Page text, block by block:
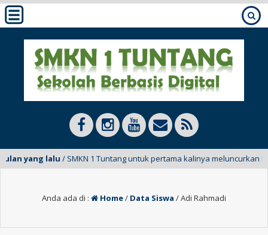
yang lalu/ SMKN 1 Tuntang untuk pertama kalinya meluncurkan
Anda ada di : Home/ Data Siswa /Adi Rahmadi